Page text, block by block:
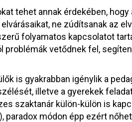
tehet annak érdekében,
ne zúdítsanak az
folyamatos kapcsolatot
problémák vetődnek fel,
is gyakrabban igénylik a
illetve a gyerekek
szaktanár külön-külön is
paradox módon épp ezért